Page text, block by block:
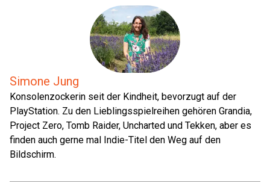
Simone Jung
Konsolenzockerin seit der Kindheit, bevorzugt auf der
PlayStation. Zu den Lieblingsspielreihen gehören Grandia,
Project Zero, Tomb Raider, Uncharted und Tekken, aber es
finden auch gerne mal Indie-Titel den Weg auf den
Bildschirm.